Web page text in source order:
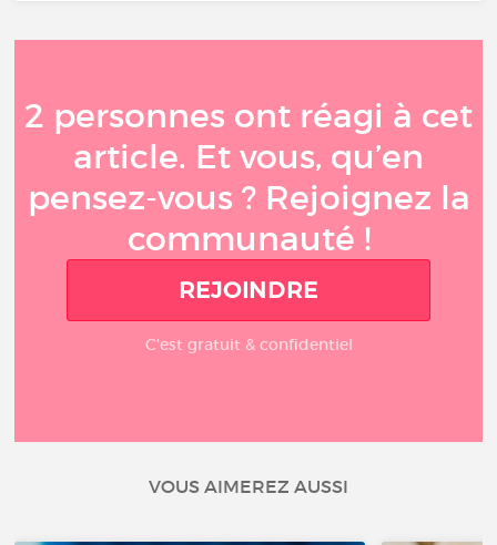
2 personnes ont réagi à cet
article. Et vous, qu’en
pensez-vous ? Rejoignez la
communauté !
REJOINDRE
C'est gratuit & confidentiel
VOUS AIMEREZ AUSSI